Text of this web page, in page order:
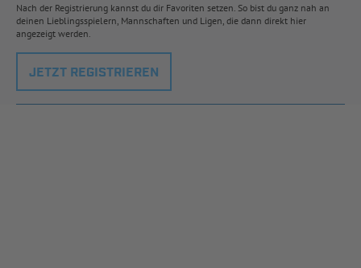
Nach der Registrierung kannst du dir Favoriten setzen. So bist du ganz nah an
deinen Lieblingsspielern, Mannschaften und Ligen, die dann direkt hier
angezeigt werden.
JETZT REGISTRIEREN